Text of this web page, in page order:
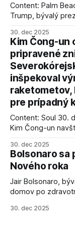
Content: Palm
Trump, bývalý
kľúčové pre
AFP informuje, že
podmienky
30. dec 2025
Kim Čong-un
pripravené
inšpekoval
raketometov,
pre prípadný
Content: Soul 30.
Kim Čong-un
schopnosti.
sa odvoláva
30. dec 2025
Bolsonaro sa
Nového roka
Jair Bolsonaro,
domov po
30. dec 2025